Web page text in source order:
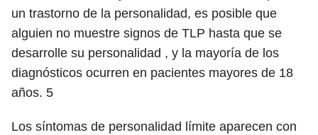
un trastorno de la personalidad, es posible que
alguien no muestre signos de TLP hasta que se
desarrolle su personalidad , y la mayoría de los
diagnósticos ocurren en pacientes mayores de 18
años. 5
Los síntomas de personalidad límite aparecen con